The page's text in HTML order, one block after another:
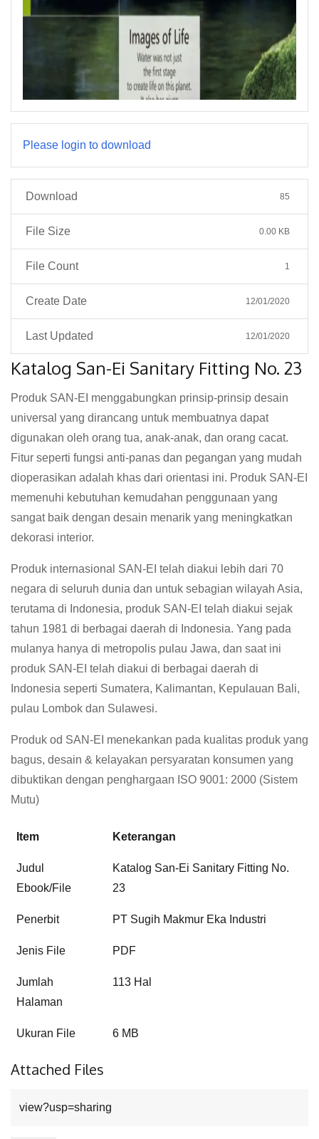
Please login to download
Download 85
File Size 0.00 KB
File Count 1
Create Date 12/01/2020
Last Updated 12/01/2020
Katalog San-Ei Sanitary Fitting No. 23
Produk SAN-EI menggabungkan prinsip-prinsip desain
universal yang dirancang untuk membuatnya dapat
digunakan oleh orang tua, anak-anak, dan orang cacat.
Fitur seperti fungsi anti-panas dan pegangan yang mudah
dioperasikan adalah khas dari orientasi ini. Produk SAN-EI
memenuhi kebutuhan kemudahan penggunaan yang
sangat baik dengan desain menarik yang meningkatkan
dekorasi interior.
Produk internasional SAN-EI telah diakui lebih dari 70
negara di seluruh dunia dan untuk sebagian wilayah Asia,
terutama di Indonesia, produk SAN-EI telah diakui sejak
tahun 1981 di berbagai daerah di Indonesia. Yang pada
mulanya hanya di metropolis pulau Jawa, dan saat ini
produk SAN-EI telah diakui di berbagai daerah di
Indonesia seperti Sumatera, Kalimantan, Kepulauan Bali,
pulau Lombok dan Sulawesi.
Produk od SAN-EI menekankan pada kualitas produk yang
bagus, desain & kelayakan persyaratan konsumen yang
dibuktikan dengan penghargaan ISO 9001: 2000 (Sistem
Mutu)
Item Keterangan
Judul
Ebook/File
Katalog San-Ei Sanitary Fitting No.
23
Penerbit PT Sugih Makmur Eka Industri
Jenis File PDF
Jumlah
Halaman
113 Hal
Ukuran File 6 MB
Attached Files
view?usp=sharing